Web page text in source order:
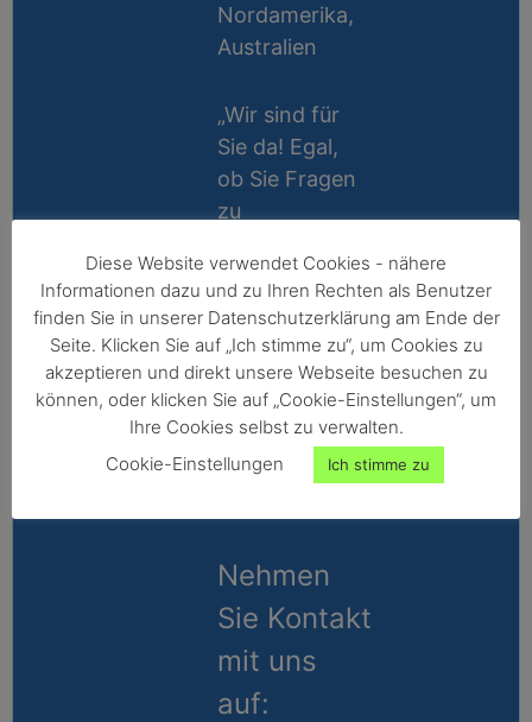
Nordamerika,
Australien
„Wir sind für
Sie da! Egal,
ob Sie Fragen
zu
Kalibrierung,
Zubehör oder
Technik
haben, wir
helfen gerne
persönlich
weiter!“
Nehmen
Sie Kontakt
mit uns
auf:
Lifetime
Support
10 Jahre
Reparatur-
Diese Website verwendet Cookies - nähere
Informationen dazu und zu Ihren Rechten als Benutzer
finden Sie in unserer Datenschutzerklärung am Ende der
Seite. Klicken Sie auf „Ich stimme zu“, um Cookies zu
akzeptieren und direkt unsere Webseite besuchen zu
können, oder klicken Sie auf „Cookie-Einstellungen“, um
Ihre Cookies selbst zu verwalten.
Cookie-Einstellungen
Ich stimme zu